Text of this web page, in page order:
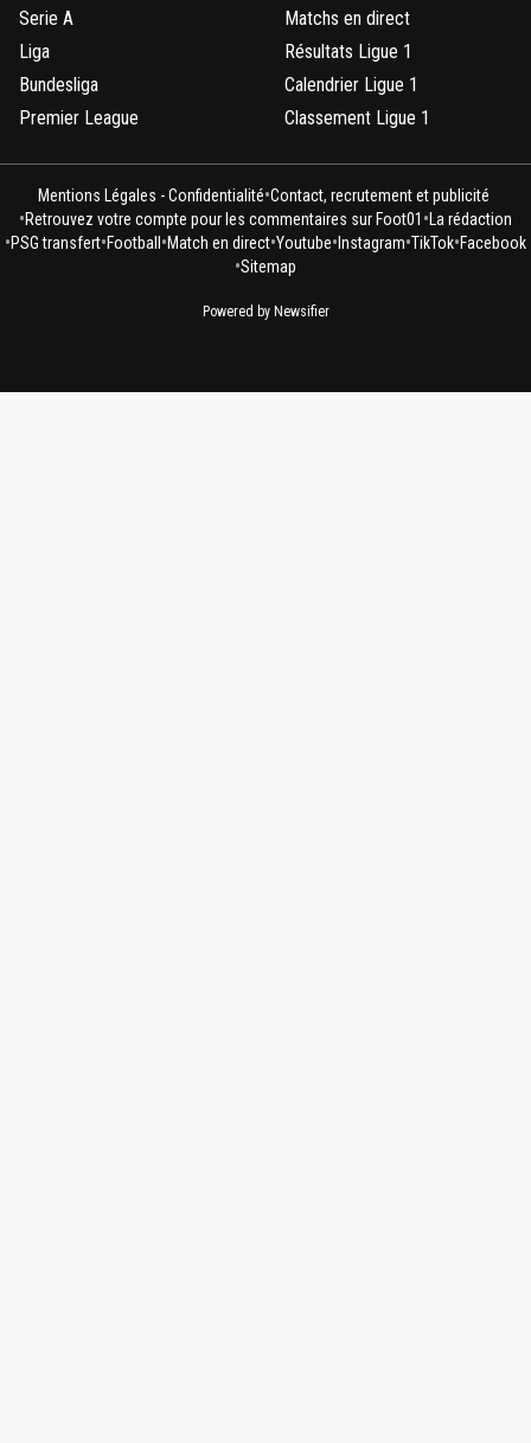
Serie A
Liga
Bundesliga
Premier League
Matchs en direct
Résultats Ligue 1
Calendrier Ligue 1
Classement Ligue 1
Mentions Légales - Confidentialité•Contact, recrutement et publicité
•Retrouvez votre compte pour les commentaires sur Foot01 • La rédaction
•PSG transfert•Football •Match en direct•Youtube• Instagram•TikTok•Facebook
•Sitemap
Powered by Newsifier